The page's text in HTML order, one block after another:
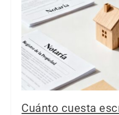
Cuánto cuesta